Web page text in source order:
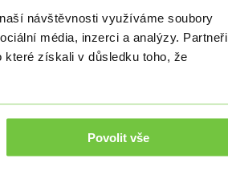
návštěvnosti využíváme soubory
média, inzerci a analýzy. Partneři
získali v důsledku toho, že
Povolit vše
po
snížila
sazby
nebyly
2 ze 7 členů
až 5,5 %,